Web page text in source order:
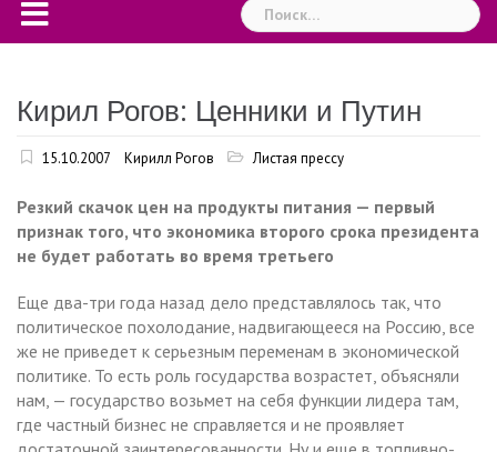
Найти:
Кирил Рогов: Ценники и Путин
15.10.2007 Кирилл Рогов Листая прессу
Резкий скачок цен на продукты питания — первый
признак того, что экономика второго срока президента
не будет работать во время третьего
Еще два-три года назад дело представлялось так, что
политическое похолодание, надвигающееся на Россию, все
же не приведет к серьезным переменам в экономической
политике. То есть роль государства возрастет, объясняли
нам, — государство возьмет на себя функции лидера там,
где частный бизнес не справляется и не проявляет